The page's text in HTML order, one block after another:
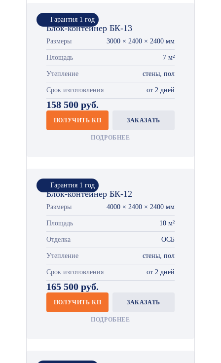
Гарантия 1 год
Блок-контейнер БК-13
Размеры 3000 × 2400 × 2400 мм
Площадь 7 м²
Утепление стены, пол
Срок изготовления от 2 дней
158 500 руб.
ПОЛУЧИТЬ КП ЗАКАЗАТЬ
ПОДРОБНЕЕ
Гарантия 1 год
Блок-контейнер БК-12
Размеры 4000 × 2400 × 2400 мм
Площадь 10 м²
Отделка ОСБ
Утепление стены, пол
Срок изготовления от 2 дней
165 500 руб.
ПОЛУЧИТЬ КП ЗАКАЗАТЬ
ПОДРОБНЕЕ